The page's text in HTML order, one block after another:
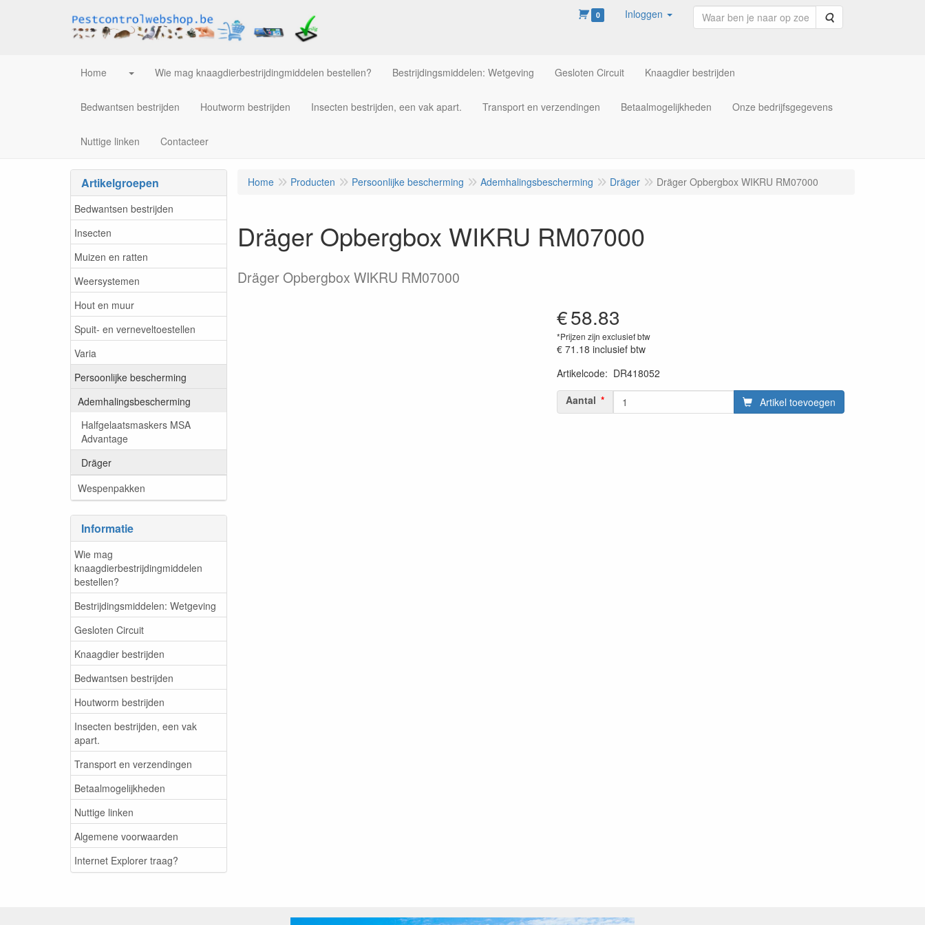
0 Inloggen Zoeken
Home Wie mag knaagdierbestrijdingmiddelen bestellen? Bestrijdingsmiddelen: Wetgeving Gesloten Circuit Knaagdier bestrijden
Bedwantsen bestrijden Houtworm bestrijden Insecten bestrijden, een vak apart. Transport en verzendingen Betaalmogelijkheden Onze bedrijfsgegevens
Nuttige linken Contacteer
Artikelgroepen
Bedwantsen bestrijden
Insecten
Muizen en ratten
Weersystemen
Hout en muur
Spuit- en verneveltoestellen
Varia
Persoonlijke bescherming
Ademhalingsbescherming
Halfgelaatsmaskers MSA
Advantage
Dräger
Wespenpakken
Informatie
Wie mag
knaagdierbestrijdingmiddelen
bestellen?
Bestrijdingsmiddelen: Wetgeving
Gesloten Circuit
Knaagdier bestrijden
Bedwantsen bestrijden
Houtworm bestrijden
Insecten bestrijden, een vak
apart.
Transport en verzendingen
Betaalmogelijkheden
Nuttige linken
Algemene voorwaarden
Internet Explorer traag?
Home Producten Persoonlijke bescherming Ademhalingsbescherming Dräger Dräger Opbergbox WIKRU RM07000
Dräger Opbergbox WIKRU RM07000
Dräger Opbergbox WIKRU RM07000
€58.83
*Prijzen zijn exclusief btw
€ 71.18 inclusief btw
Artikelcode: DR418052
Aantal
Artikel toevoegen